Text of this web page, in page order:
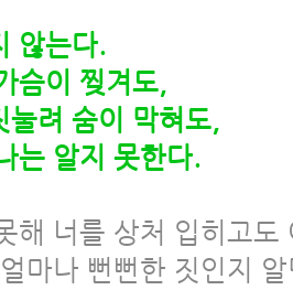
않는다.
슴이 찢겨도,
눌려 숨이 막혀도,
는 알지 못한다.
해 너를 상처 입히고
마나 뻔뻔한 짓인지